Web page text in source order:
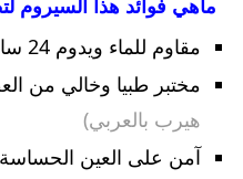
مقاوم للماء ويدوم 24 ساعه.
مختبر طبيا وخالي من
هيرب بالعربي)
آمن على العين